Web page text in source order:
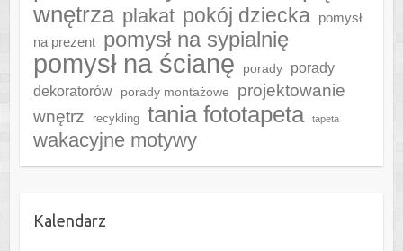
wnętrza plakat pokój dziecka pomysł
na prezent pomysł na sypialnię
pomysł na ścianę porady
porady
dekoratorów
porady montażowe
projektowanie
wnętrz
recykling tania fototapeta tapeta
wakacyjne motywy
Kalendarz